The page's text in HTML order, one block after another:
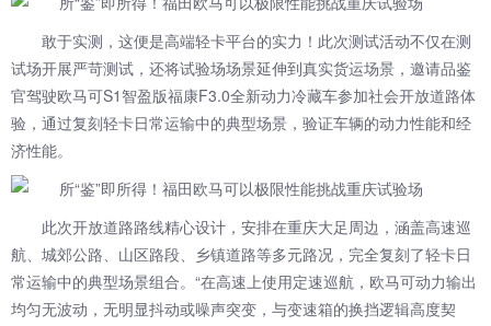
敢于实测，这便是高端轻卡平台的实力！此次测试活动不仅在测
试场开展严苛测试，还将试验场场景延伸到真实货运场景，邀请品鉴
官驾驶欧马可S1智盈版福康F3.0全新动力冷藏车参加社会开放道路体
验，通过复刻轻卡日常运输中的典型场景，验证车辆的动力性能和经
济性能。
此次开放道路路线精心设计，安排在重庆大足周边，涵盖高速巡
航、城郊公路、山区路段、乡镇道路等多元路况，完全复刻了轻卡日
常运输中的典型场景组合。“在高速上使用定速巡航，欧马可动力输出
均匀无波动，无明显抖动或噪声突变，与变速箱的换挡逻辑高度契